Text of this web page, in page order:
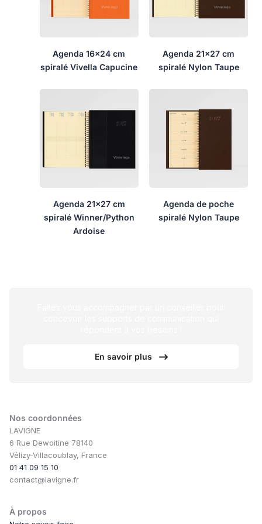
Agenda 16×24 cm
spiralé Vivella Capucine
Agenda 21×27 cm
spiralé Nylon Taupe
Agenda 21×27 cm
spiralé Winner/Python
Ardoise
Agenda de poche
spiralé Nylon Taupe
En savoir plus
Nos coordonnées
LAVIGNE
6 Rue Dewoitine 78140
Vélizy-Villacoublay, France
01 41 09 15 10
contact@lavigne.fr
À propos